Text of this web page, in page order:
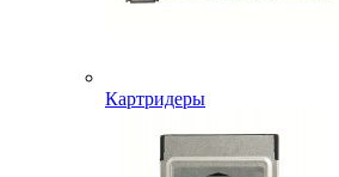
Картридеры